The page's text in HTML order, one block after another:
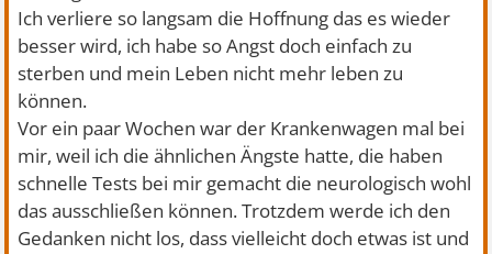
Ich verliere so langsam die Hoffnung das es wieder
besser wird, ich habe so Angst doch einfach zu
sterben und mein Leben nicht mehr leben zu
können.
Vor ein paar Wochen war der Krankenwagen mal bei
mir, weil ich die ähnlichen Ängste hatte, die haben
schnelle Tests bei mir gemacht die neurologisch wohl
das ausschließen können. Trotzdem werde ich den
Gedanken nicht los, dass vielleicht doch etwas ist und